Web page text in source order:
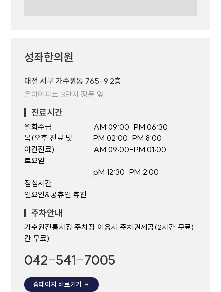
성좌한의원
대전 서구 가수원동 765-9 2층
은아아파트 3단지 정문 앞
진료시간
월화수금
목(오후 진료 및
야간진료)
토요일
점심시간
일요일&공휴일 휴진
AM 09:00-PM 06:30
PM 02:00-PM 8:00
AM 09:00-PM 01:00
pM 12:30-PM 2:00
주차안내
가수원전통시장 주차장 이용시 주차권제공(2시간 무료)
간 무료)
042-541-7005
홈페이지 바로가기